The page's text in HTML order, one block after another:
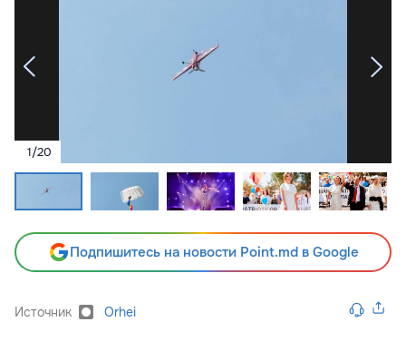
1/20
Подпишитесь на новости Point.md в Google
Источник Orhei